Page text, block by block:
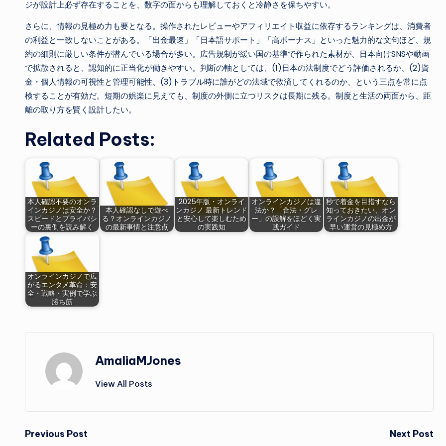
ジが設計上必ず存在することを、数字の面からも理解しておくと冷静さを保ちやすい。
さらに、情報の見極め力も要となる。操作されたレビューやアフィリエイト収益に依存するランキングは、消費者
の利益と一致しないことがある。「出金最速」「日本語サポート」「高ボーナス」といった魅力的な文句ほど、規
約の細則に厳しい条件が潜んでいる場合が多い。広告規制が緩い国の基準で作られた素材が、日本向けSNSや動画
で拡散されると、認知的に正当化が働きやすい。判断の軸としては、(1)日本の法制度でどう評価されるか、(2)資
金・個人情報の可視性と管理可能性、(3)トラブル時に誰がどの法域で救済してくれるのか、という三点を常に点
検することが有効だ。短期の娯楽に見えても、制度の外側に立つリスクは長期に残る。制度と生活の両面から、距
離の取り方を賢く設計したい。
Related Posts:
本人確認不要のオンラ
インカジノは安全か？
スピードとプライバシ
ーの裏側を読み解く
本人確認なしで遊べ
る？オンラインカジノ
の最新事情と注意点
2025年版・オンライ
ンカジノ 最新トレンド
と安心して楽しむため
の実践知
オンラインカジノは違
法か？「合法・グレ
ー」の誤解をほどく実
践ガイド
秒で着金を目指すなら
知っておきたい、オン
ラインカジノの出金が
早い運営の見極め方
オンラインカジノで広
がるエンタメ革命：安
全・戦略・実例で学ぶ
勝ち筋
AmaliaMJones
View All Posts
Post
Previous Post Next Post